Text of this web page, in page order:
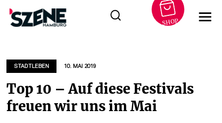
springen
SHOP
STADTLEBEN 10. MAI 2019
Top 10 – Auf diese Festivals
freuen wir uns im Mai